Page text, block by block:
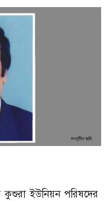
কুশুরা ইউনিয়ন পরিষদের